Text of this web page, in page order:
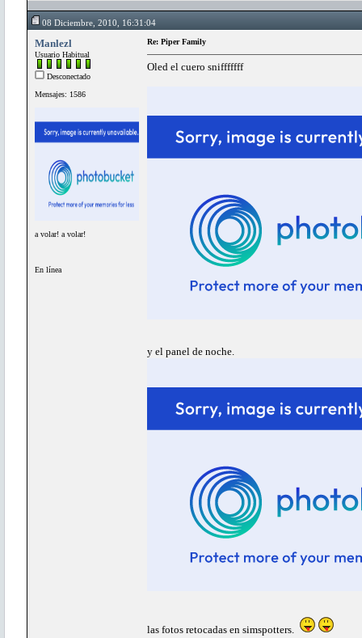
08 Diciembre, 2010, 16:31:04
Manlezl
Usuario Habitual
Desconectado
Mensajes: 1586
a volar! a volar!
En línea
Re: Piper Family
Oled el cuero snifffffff
y el panel de noche.
las fotos retocadas en simspotters.